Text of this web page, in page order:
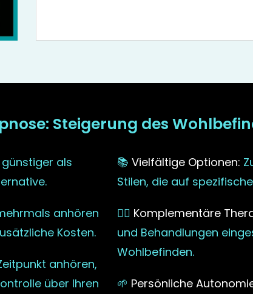
Steigerung des
als
anhören
Kosten.
anhören,
über Ihren
📚 Vielfältige Optionen:
Stilen, die auf
🧘‍♀️ Komplementäre
und Behandlungen
Wohlbefinden.
🌱 Persönliche